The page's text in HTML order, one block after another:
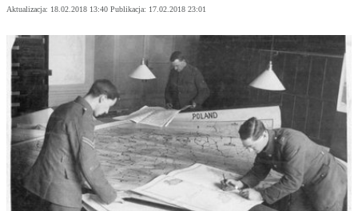
Aktualizacja: 18.02.2018 13:40 Publikacja: 17.02.2018 23:01